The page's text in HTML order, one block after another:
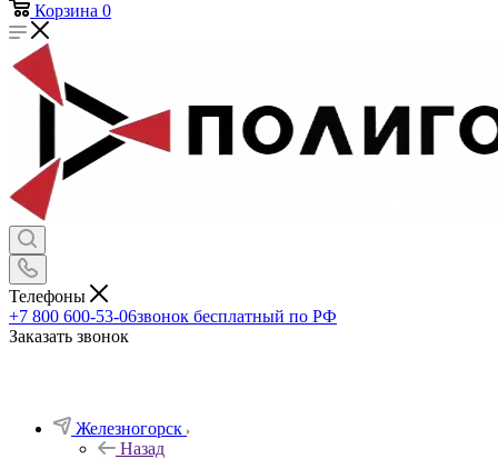
Корзина 0
Телефоны
+7 800 600-53-06звонок бесплатный по РФ
Заказать звонок
Железногорск
Назад